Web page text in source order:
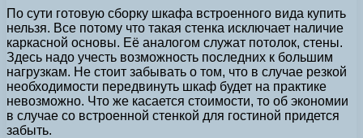
По сути готовую сборку шкафа встроенного вида купить
нельзя. Все потому что такая стенка исключает наличие
каркасной основы. Её аналогом служат потолок, стены.
Здесь надо учесть возможность последних к большим
нагрузкам. Не стоит забывать о том, что в случае резкой
необходимости передвинуть шкаф будет на практике
невозможно. Что же касается стоимости, то об экономии
в случае со встроенной стенкой для гостиной придется
забыть.